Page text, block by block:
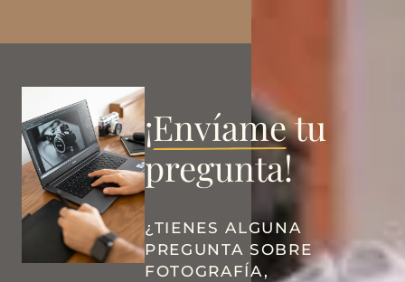
¡Envíametu
pregunta!
¿TIENES ALGUNA
PREGUNTA SOBRE
FOTOGRAFÍA,